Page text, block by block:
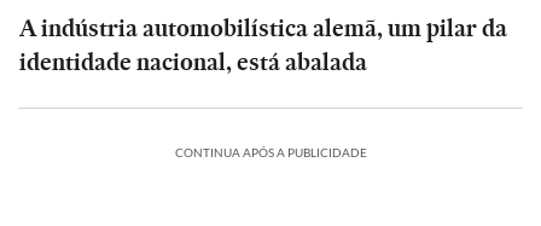
A indústria automobilística alemã, um pilar da
identidade nacional, está abalada
CONTINUA APÓS A PUBLICIDADE